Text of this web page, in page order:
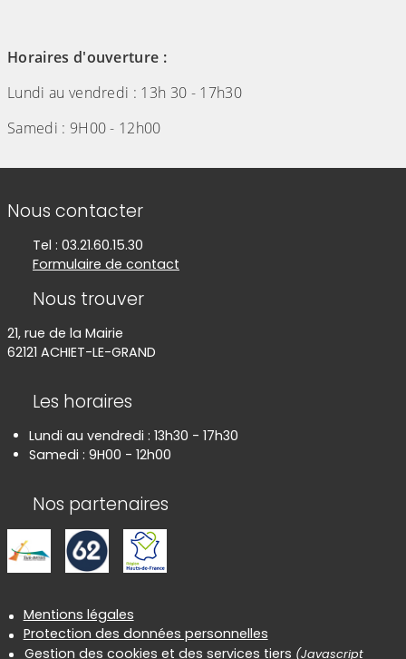
Horaires d'ouverture :
Lundi au vendredi : 13h 30 - 17h30
Samedi : 9H00 - 12h00
Informations de contact
Nous contacter
Tel : 03.21.60.15.30
Formulaire de contact
Nous trouver
21, rue de la Mairie
62121 ACHIET-LE-GRAND
Les horaires
Lundi au vendredi : 13h30 - 17h30
Samedi : 9H00 - 12h00
Nos partenaires
Informations réglementaires
Mentions légales
Protection des données personnelles
Gestion des cookies et des services tiers (Javascript